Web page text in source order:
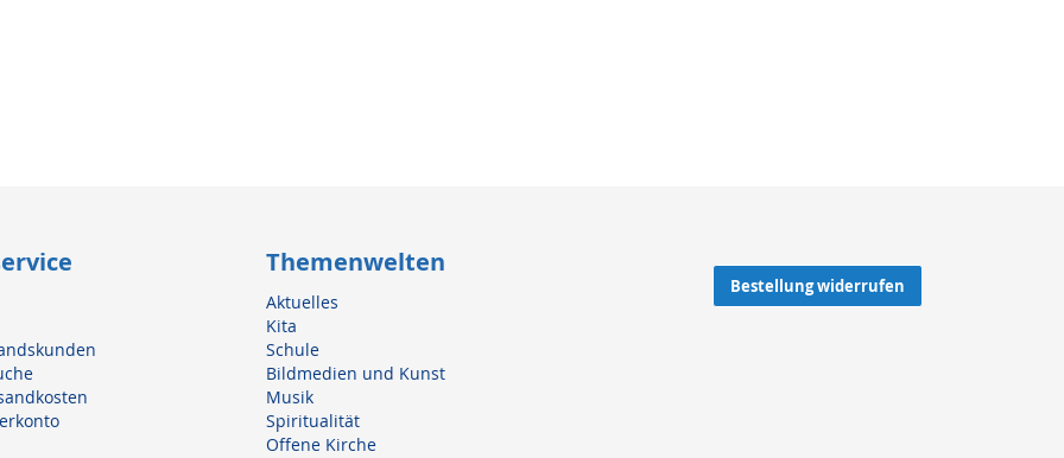
Themenwelten
Aktuelles
Kita
Schule
Bildmedien und Kunst
Musik
Spiritualität
Offene Kirche
Bestellung widerrufen